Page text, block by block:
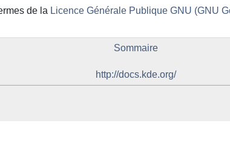
de la Licence Générale Publique GNU (GNU
Sommaire
http://docs.kde.org/